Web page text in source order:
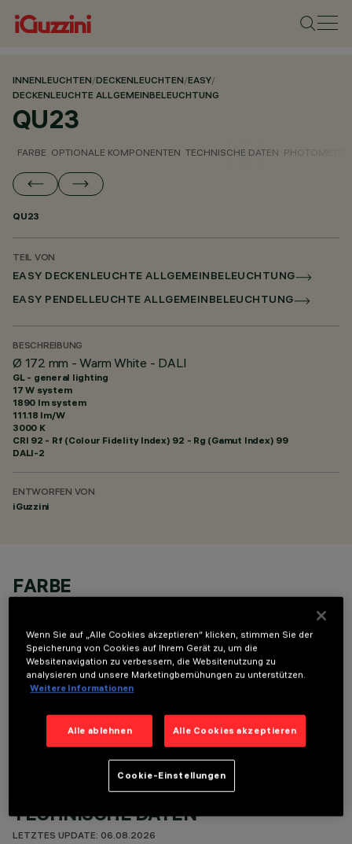
INNENLEUCHTEN/DECKENLEUCHTEN/EASY/
DECKENLEUCHTE ALLGEMEINBELEUCHTUNG
QU23
FARBE OPTIONALE KOMPONENTEN TECHNISCHE DATEN
QU23
TEIL VON
EASY DECKENLEUCHTE ALLGEMEINBELEUCHTUNG
EASY PENDELLEUCHTE ALLGEMEINBELEUCHTUNG
BESCHREIBUNG
Ø 172 mm - Warm White - DALI
GL - general lighting
17 W system
1890 lm system
111.18 lm/W
3000 K
CRI 92 - Rf (Colour Fidelity Index) 92 - Rg (Gamut Index) 99
DALI-2
ENTWORFEN VON
iGuzzini
FARBE
OPTIONALE KOMPONENTEN
TECHNISCHE DATEN
LETZTES UPDATE: 06.08.2026
Wenn Sie auf „Alle Cookies akzeptieren“ klicken, stimmen Sie der
Speicherung von Cookies auf Ihrem Gerät zu, um die
Websitenavigation zu verbessern, die Websitenutzung zu
analysieren und unsere Marketingbemühungen zu unterstützen.
Weitere Informationen
Alle ablehnen Alle Cookies akzeptieren
Cookie-Einstellungen